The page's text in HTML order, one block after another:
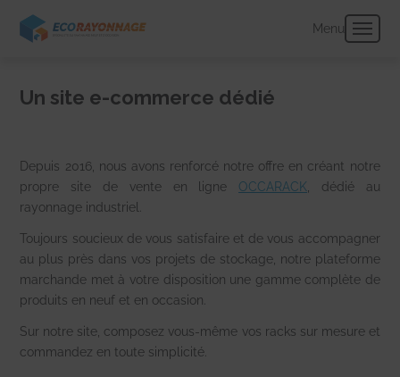
Menu
Un site e-commerce dédié
Depuis 2016, nous avons renforcé notre offre en créant notre
propre site de vente en ligne OCCARACK
dédié au
rayonnage industriel.
Toujours soucieux de vous satisfaire et de vous accompagner
au plus près dans vos projets de stockage, notre plateforme
marchande met à votre disposition une gamme complète de
produits en neuf et en occasion.
Sur notre site , composez vous-même vos racks sur mesure et
commandez en toute simplicité.